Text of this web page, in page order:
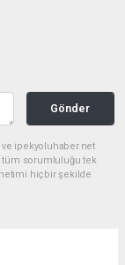
Gönder
ve ipekyoluhaber.net
tüm sorumluluğu tek
hiçbir şekilde